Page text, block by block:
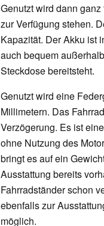
Genutzt wird dann
zur Verfügung stehen.
Kapazität. Der Akku ist
auch bequem
Steckdose bereitsteht.
Genutzt wird eine
Millimetern. Das
Verzögerung. Es ist
ohne Nutzung des
bringt es auf ein
Ausstattung bereits
Fahrradständer schon
ebenfalls zur
möglich.